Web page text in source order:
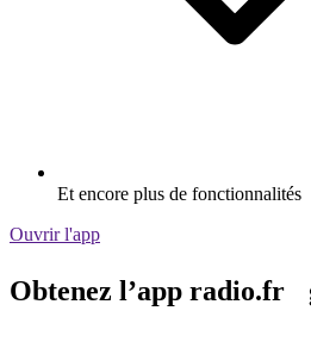
Et encore plus de fonctionnalités
Ouvrir l'app
Obtenez l’app radio.fr